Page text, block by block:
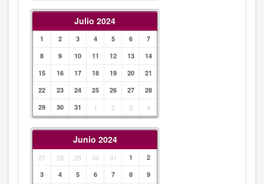
Julio 2024
1 2 3 4 5 6
7
8
9 10 11 12 13
14
15
16 17 18 19 20
21
22
23 24 25 26 27
28
29
30 31 1 2 3 4
Junio 2024
27 28 29 30 31 1
2
3
4 5 6 7 8
9